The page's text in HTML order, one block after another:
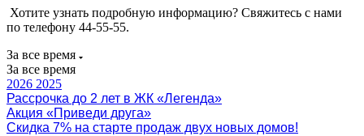
Хотите узнать подробную информацию? Свяжитесь с нами
по телефону 44-55-55.
За все время
За все время
2026 2025
Рассрочка до 2 лет в ЖК «Легенда»
Акция «Приведи друга»
Скидка 7% на старте продаж двух новых домов!